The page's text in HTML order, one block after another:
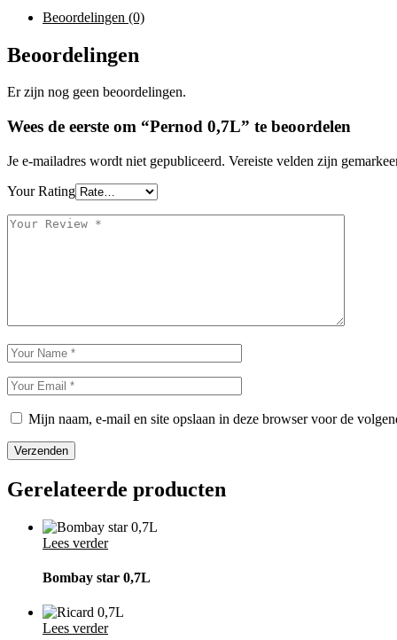
Beoordelingen (0)
Beoordelingen
Er zijn nog geen beoordelingen.
Wees de eerste om “Pernod 0,7L” te beoordelen
Je e-mailadres wordt niet gepubliceerd. Vereiste velden zijn
Your Rating
Mijn naam, e-mail en site opslaan in deze browser voor de
Verzenden
Gerelateerde producten
Lees verder
Bombay star 0,7L
Lees verder